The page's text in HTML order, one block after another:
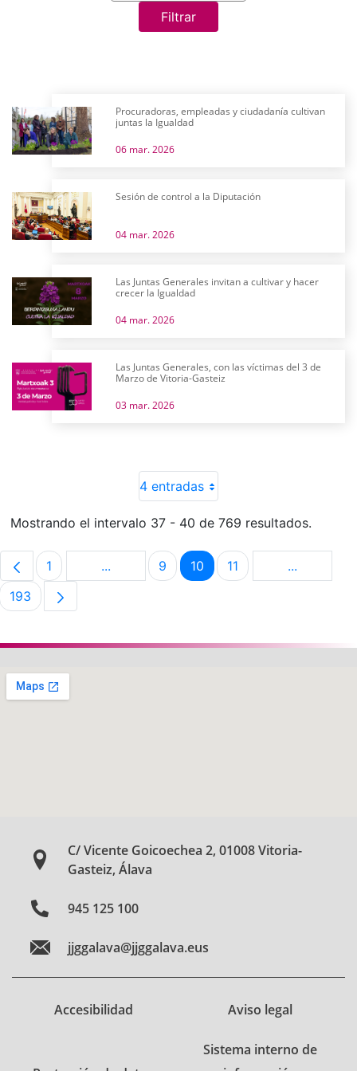
Filtrar
Procuradoras, empleadas y ciudadanía cultivan
juntas la Igualdad
06 mar. 2026
Sesión de control a la Diputación
04 mar. 2026
Las Juntas Generales invitan a cultivar y hacer
crecer la Igualdad
04 mar. 2026
Las Juntas Generales, con las víctimas del 3 de
Marzo de Vitoria-Gasteiz
03 mar. 2026
4 entradas
Mostrando el intervalo 37 - 40 de 769 resultados.
Página
1 ...Páginas intermedias Use TAB para
Página
9 Página
10 Página
11 ...Páginas
Página
193
C/ Vicente Goicoechea 2, 01008 Vitoria-
Gasteiz, Álava
945 125 100
jjggalava@jjggalava.eus
Accesibilidad Aviso legal
Sistema interno de